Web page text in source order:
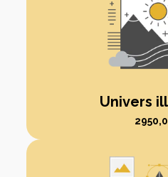
Univers